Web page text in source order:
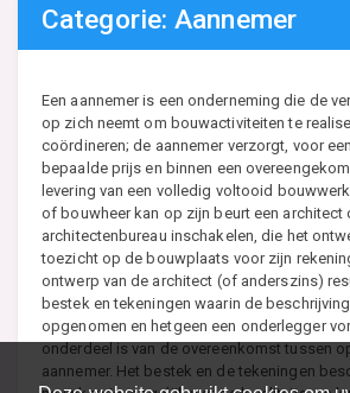
Categorie: Aannemer
Een aannemer is een onderneming die de
op zich neemt om bouwactiviteiten te
coördineren; de aannemer verzorgt, voor
bepaalde prijs en binnen een
levering van een volledig voltooid
of bouwheer kan op zijn beurt een architect
architectenbureau inschakelen, die het
toezicht op de bouwplaats voor zijn
ontwerp van de architect (of anderszins)
bestek en tekeningen waarin de
opgenomen en hetgeen een onderlegger
onderdeel is van de overeenkomst tussen
aannemer. Het bestek en de tekeningen